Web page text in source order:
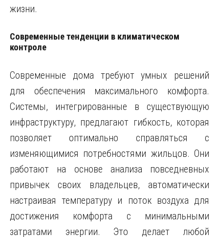
жизни.
Современные тенденции в климатическом
контроле
Современные дома требуют умных решений
для обеспечения максимального комфорта.
Системы, интегрированные в существующую
инфраструктуру, предлагают гибкость, которая
позволяет оптимально справляться с
изменяющимися потребностями жильцов. Они
работают на основе анализа повседневных
привычек своих владельцев, автоматически
настраивая температуру и поток воздуха для
достижения комфорта с минимальными
затратами энергии. Это делает любой